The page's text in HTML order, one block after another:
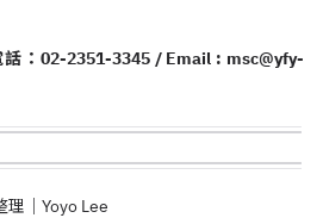
話：02-2351-3345 / Email : msc@yfy-
｜Yoyo Lee